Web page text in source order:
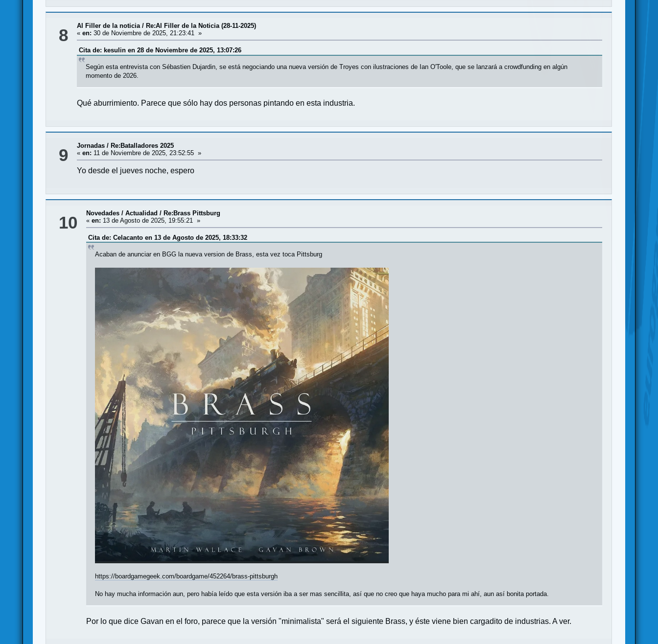
8 Al Filler de la noticia/ Re:Al Filler de la Noticia (28-11-2025)
«en: 30 de Noviembre de 2025, 21:23:41 »
Cita de: kesulin en 28 de Noviembre de 2025, 13:07:26
Según esta entrevista con Sébastien Dujardin, se está negociando una nueva versión de Troyes con ilustraciones de Ian O'Toole, que se lanzará a crowdfunding en algún
momento de 2026.
Qué aburrimiento. Parece que sólo hay dos personas pintando en esta industria.
9 Jornadas / Re:Batalladores 2025
«en: 11 de Noviembre de 2025, 23:52:55 »
Yo desde el jueves noche, espero
10 Novedades / Actualidad / Re:Brass Pittsburg
«en: 13 de Agosto de 2025, 19:55:21 »
Cita de: Celacanto en 13 de Agosto de 2025, 18:33:32
Acaban de anunciar en BGG la nueva version de Brass, esta vez toca Pittsburg
https://boardgamegeek.com/boardgame/452264/brass-pittsburgh
No hay mucha información aun, pero había leído que esta versión iba a ser mas sencillita, así que no creo que haya mucho para mi ahí, aun así bonita portada.
Por lo que dice Gavan en el foro, parece que la versión "minimalista" será el siguiente Brass, y éste viene bien cargadito de industrias. A ver.